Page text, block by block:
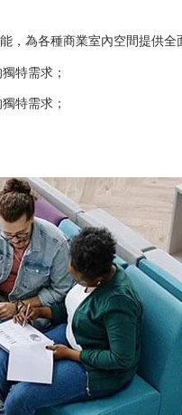
，為各種商業室內空間提供全
特需求；
特需求；